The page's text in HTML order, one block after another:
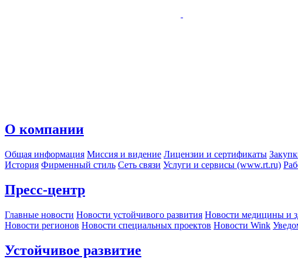
О компании
Общая информация Миссия и видение Лицензии и сертификаты
История Фирменный стиль Сеть связи Услуги и сервисы (www.rt.ru)
Пресс-центр
Главные новости Новости устойчивого развития Новости медицины и
Новости регионов Новости специальных проектов Новости Wink
Устойчивое развитие